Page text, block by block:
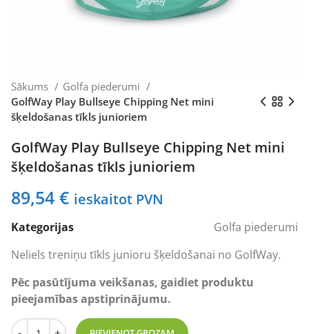
Sākums
Golfa piederumi
GolfWay Play Bullseye Chipping Net mini
šķeldošanas tīkls junioriem
GolfWay Play Bullseye Chipping Net mini
šķeldošanas tīkls junioriem
89,54 € ieskaitot PVN
Kategorijas
Golfa piederumi
Neliels treniņu tīkls junioru šķeldošanai no GolfWay.
Pēc pasūtījuma veikšanas, gaidiet produktu
pieejamības apstiprinājumu.
GolfWay Play Bullseye Chipping Net mini šķeldošanas